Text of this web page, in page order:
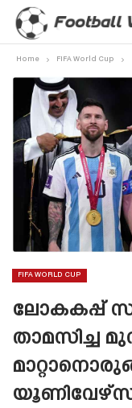
Home FIFA World Cup
FIFA WORLD CUP
ലോകകപ്പ്
താമസിച്ച